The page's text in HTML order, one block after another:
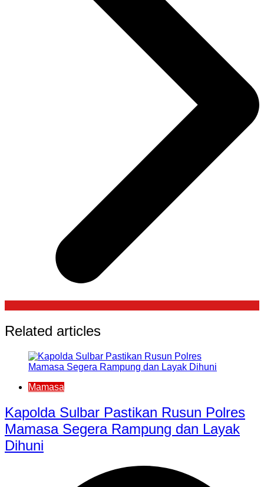
Related articles
Mamasa
Kapolda Sulbar Pastikan Rusun Polres
Mamasa Segera Rampung dan Layak
Dihuni